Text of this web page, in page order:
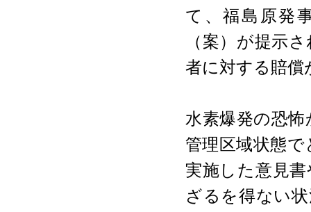
て、福島原発
（案）が提示
者に対する賠償
水素爆発の恐
管理区域状態
実施した意見
ざるを得ない